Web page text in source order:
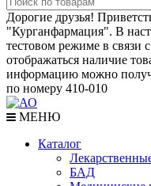
Дорогие друзья!
"Курганфармация". В
тестовом режиме в связи
отображаться наличие
информацию можно
по номеру 410-010
МЕНЮ
Каталог
БАД